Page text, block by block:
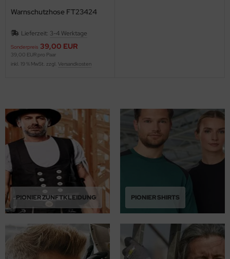
Warnschutzhose FT23424
Lieferzeit: 3-4 Werktage
Sonderpreis 39,00 EUR
39,00 EUR pro Paar
inkl. 19 % MwSt. zzgl. Versandkosten
PIONIER ZUNFTKLEIDUNG PIONIER SHIRTS